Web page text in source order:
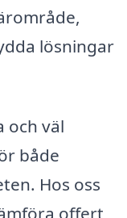
lösningar
och väl
både
Hos oss